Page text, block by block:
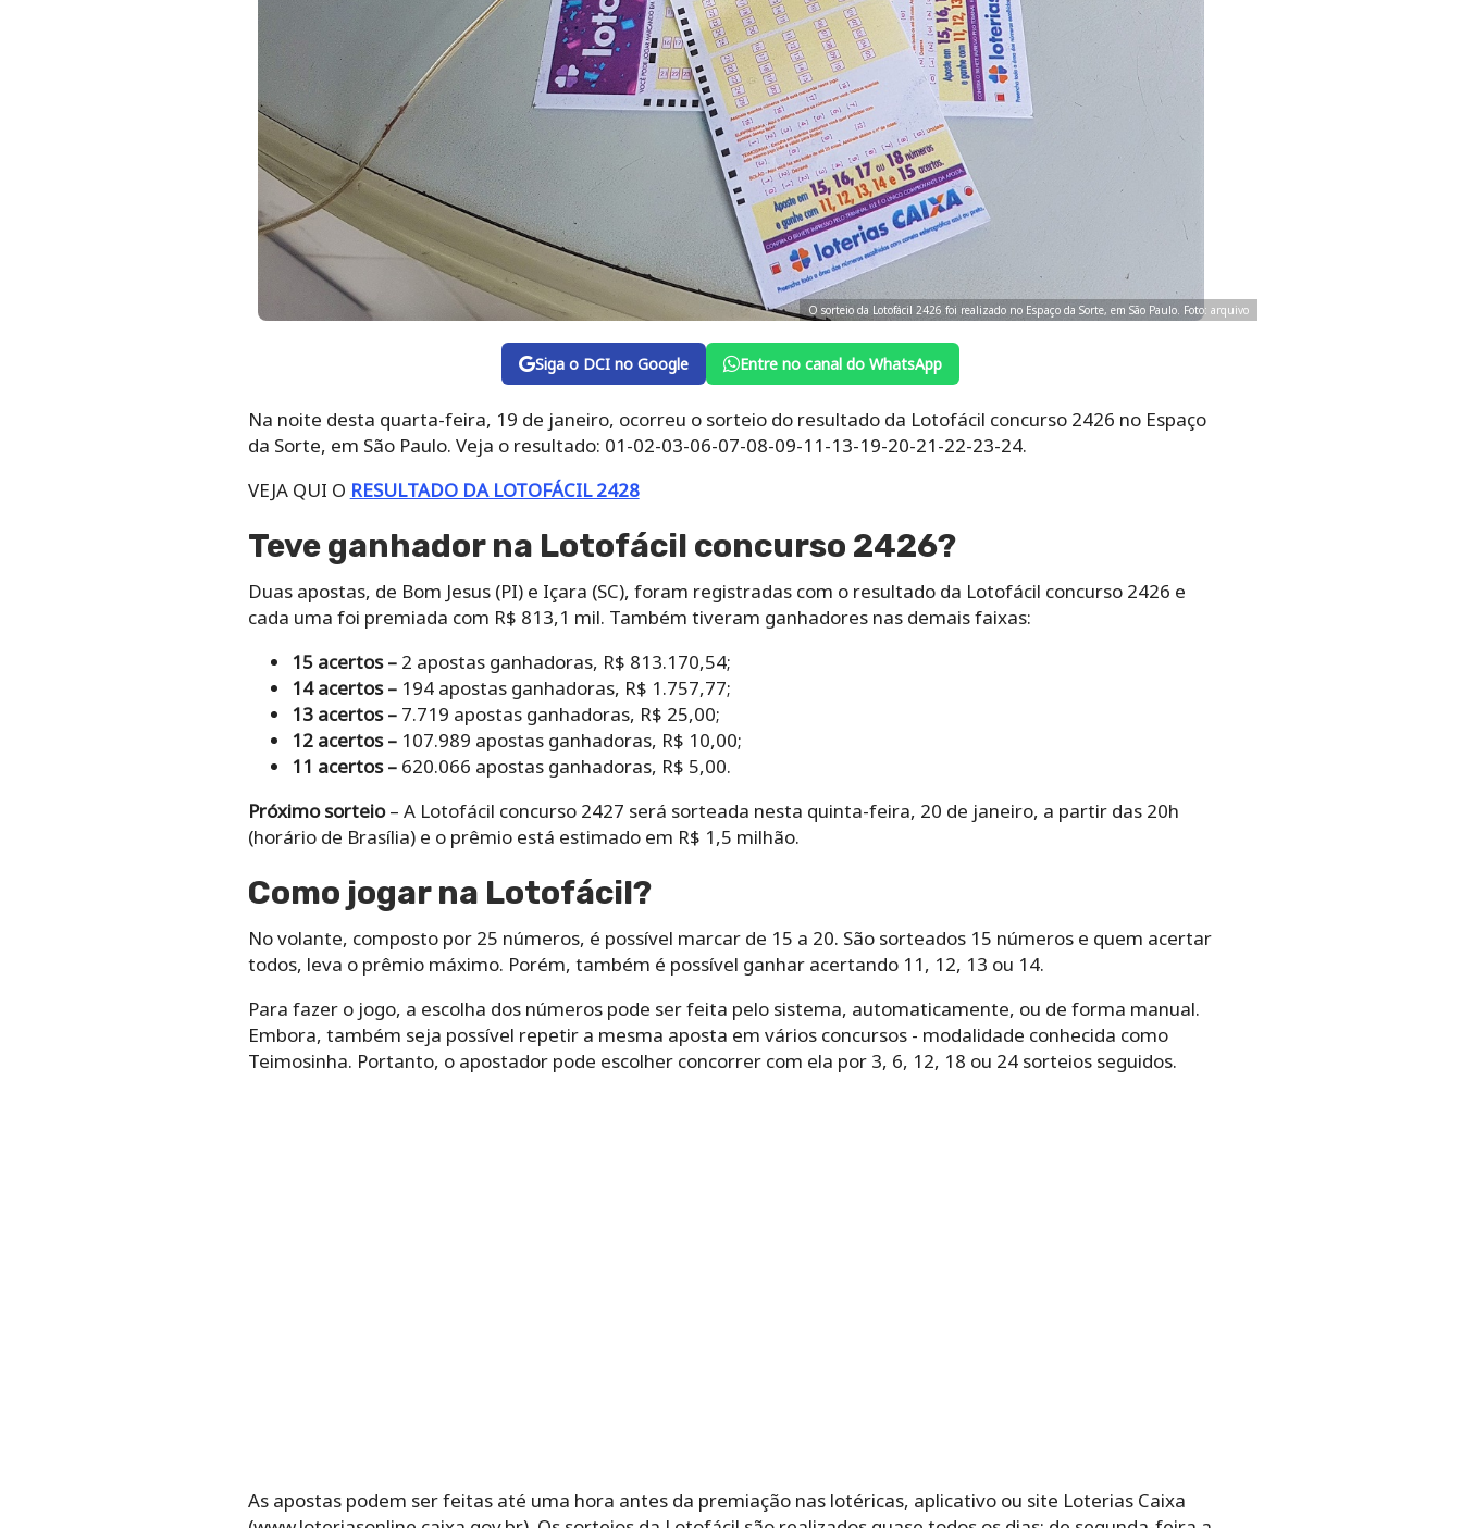
O sorteio da Lotofácil 2426 foi realizado no Espaço da Sorte, em São Paulo. Foto: arquivo
Siga o DCI no Google Entre no canal do WhatsApp
Na noite desta quarta-feira, 19 de janeiro, ocorreu o sorteio do resultado da Lotofácil concurso 2426 no Espaço
da Sorte, em São Paulo. Veja o resultado: 01-02-03-06-07-08-09-11-13-19-20-21-22-23-24.
VEJA QUI O RESULTADO DA LOTOFÁCIL 2428
Teve ganhador na Lotofácil concurso 2426?
Duas apostas, de Bom Jesus (PI) e Içara (SC), foram registradas com o resultado da Lotofácil concurso 2426 e
cada uma foi premiada com R$ 813,1 mil. Também tiveram ganhadores nas demais faixas:
15 acertos – 2 apostas ganhadoras, R$ 813.170,54;
14 acertos – 194 apostas ganhadoras, R$ 1.757,77;
13 acertos – 7.719 apostas ganhadoras, R$ 25,00;
12 acertos – 107.989 apostas ganhadoras, R$ 10,00;
11 acertos – 620.066 apostas ganhadoras, R$ 5,00.
Próximo sorteio– A Lotofácil concurso 2427 será sorteada nesta quinta-feira, 20 de janeiro, a partir das 20h
(horário de Brasília) e o prêmio está estimado em R$ 1,5 milhão.
Como‌ ‌jogar na Lotofácil?‌ ‌
No‌ ‌volante,‌ ‌composto‌ ‌por‌ ‌25‌ ‌números,‌ ‌é‌ ‌possível‌ ‌marcar‌ ‌de‌ ‌15‌ ‌a‌ ‌20.‌ ‌São ‌sorteados‌ ‌15‌ ‌números e quem‌ ‌acertar‌
‌todos,‌ ‌leva‌ ‌o‌ ‌prêmio‌ ‌máximo. Porém,‌ ‌também‌ ‌é‌ ‌possível‌ ‌ganhar‌ ‌acertando‌ ‌11,‌ ‌12,‌ ‌13‌ ‌ou‌ ‌14.‌ ‌ ‌
Para‌ ‌fazer‌ ‌o‌ ‌jogo,‌ ‌a‌ escolha‌ ‌dos‌ ‌números‌ ‌pode‌ ‌ser‌ ‌feita‌ ‌pelo‌ ‌sistema,‌ ‌automaticamente,‌ ‌ou‌ ‌de‌ ‌forma‌ ‌manual.‌
Embora, ‌também‌ ‌seja‌ ‌possível‌ ‌repetir‌ ‌a‌ ‌mesma‌ ‌aposta‌ ‌em‌ ‌vários‌ ‌concursos -‌ ‌modalidade‌ ‌conhecida‌ ‌como‌
‌Teimosinha.‌ ‌Portanto, o ‌apostador‌ ‌pode‌ ‌escolher‌ ‌concorrer‌ ‌com‌ ‌ela‌ ‌por‌ ‌3,‌ ‌6,‌ ‌12,‌ ‌18‌ ‌ou‌ ‌24‌ ‌sorteios seguidos.‌ ‌
As apostas podem ser feitas até uma hora antes da premiação nas lotéricas, aplicativo ou site Loterias Caixa